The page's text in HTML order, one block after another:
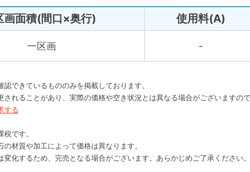
画面積(間口×奥行) 使用料(A)
一区画 -
認できているもののみを掲載しております。
されることがあり、実際の価格や空き状況とは異なる場合がございますの
する
です。
の材質や加工によって価格は異なります。
変化するため、完売となる場合がございます。あらかじめご了承ください。